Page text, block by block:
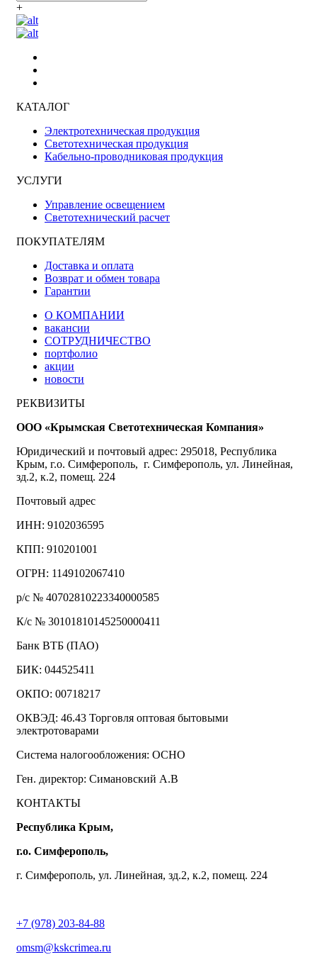
+
КАТАЛОГ
Электротехническая продукция
Светотехническая продукция
Кабельно-проводниковая продукция
УСЛУГИ
Управление освещением
Светотехнический расчет
ПОКУПАТЕЛЯМ
Доставка и оплата
Возврат и обмен товара
Гарантии
О КОМПАНИИ
вакансии
СОТРУДНИЧЕСТВО
портфолио
акции
новости
РЕКВИЗИТЫ
ООО «Крымская Светотехническая Компания»
Юридический и почтовый адрес: 295018, Республика
Крым, г.о. Симферополь, г. Симферополь, ул. Линейная,
зд.2, к.2, помещ. 224
Почтовый адрес
ИНН: 9102036595
КПП: 910201001
ОГРН: 1149102067410
р/с № 40702810223340000585
К/с № 30101810145250000411
Банк ВТБ (ПАО)
БИК: 044525411
ОКПО: 00718217
ОКВЭД: 46.43 Торговля оптовая бытовыми
электротоварами
Система налогообложения: ОСНО
Ген. директор: Симановский А.В
КОНТАКТЫ
Республика Крым,
г.о. Симферополь,
г. Симферополь, ул. Линейная, зд.2, к.2, помещ. 224
+7 (978) 203-84-88
omsm@kskcrimea.ru